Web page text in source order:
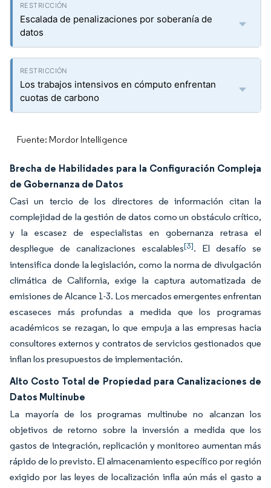
Escalada de penalizaciones por soberanía de
datos
Los trabajos intensivos en cómputo enfrentan
cuotas de carbono
Fuente: Mordor Intelligence
Brecha de Habilidades para la Configuración Compleja
de Gobernanza de Datos
Casi un tercio de los directores de información citan la
complejidad de la gestión de datos como un obstáculo crítico,
y la escasez de especialistas en gobernanza retrasa el
despliegue de canalizaciones escalables[3]. El desafío se
intensifica donde la legislación, como la norma de divulgación
climática de California, exige la captura automatizada de
emisiones de Alcance 1-3. Los mercados emergentes enfrentan
escaseces más profundas a medida que los programas
académicos se rezagan, lo que empuja a las empresas hacia
consultores externos y contratos de servicios gestionados que
inflan los presupuestos de implementación.
Alto Costo Total de Propiedad para Canalizaciones de
Datos Multinube
La mayoría de los programas multinube no alcanzan los
objetivos de retorno sobre la inversión a medida que los
gastos de integración, replicación y monitoreo aumentan más
rápido de lo previsto. El almacenamiento específico por región
exigido por las leyes de localización infla aún más el gasto a